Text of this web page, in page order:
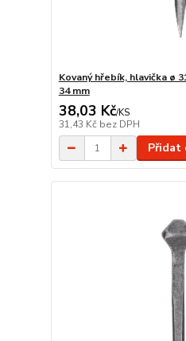
Kovaný hřebík, hlavička ø
34 mm
38,03 Kč/KS
31,43 Kč bez DPH
Přidat